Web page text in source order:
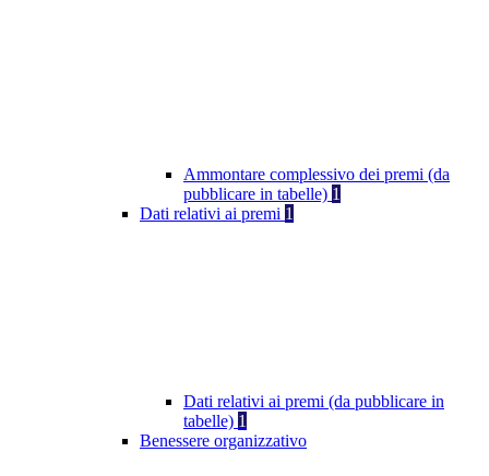
Ammontare complessivo dei premi (da
pubblicare in tabelle) 1
Dati relativi ai premi 1
Dati relativi ai premi (da pubblicare in
tabelle) 1
Benessere organizzativo